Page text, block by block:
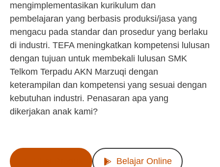
mengimplementasikan kurikulum dan
pembelajaran yang berbasis produksi/jasa yang
mengacu pada standar dan prosedur yang berlaku
di industri. TEFA meningkatkan kompetensi lulusan
dengan tujuan untuk membekali lulusan SMK
Telkom Terpadu AKN Marzuqi dengan
keterampilan dan kompetensi yang sesuai dengan
kebutuhan industri. Penasaran apa yang
dikerjakan anak kami?
Belajar Online